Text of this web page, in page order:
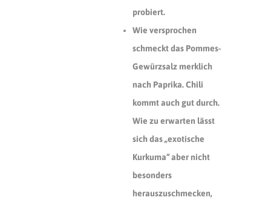
probiert.
Wie versprochen
schmeckt das Pommes-
Gewürzsalz merklich
nach Paprika. Chili
kommt auch gut durch.
Wie zu erwarten lässt
sich das „exotische
Kurkuma“ aber nicht
besonders
herauszuschmecken,